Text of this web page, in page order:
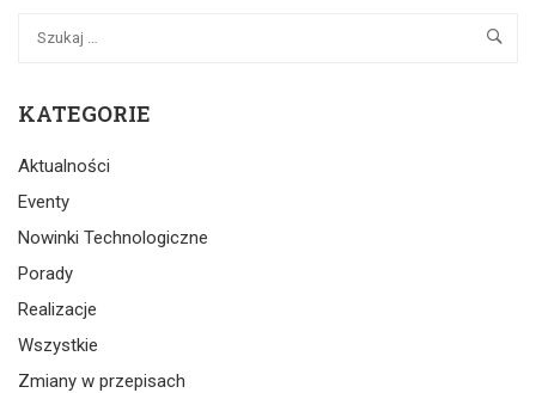
KATEGORIE
Aktualności
Eventy
Nowinki Technologiczne
Porady
Realizacje
Wszystkie
Zmiany w przepisach